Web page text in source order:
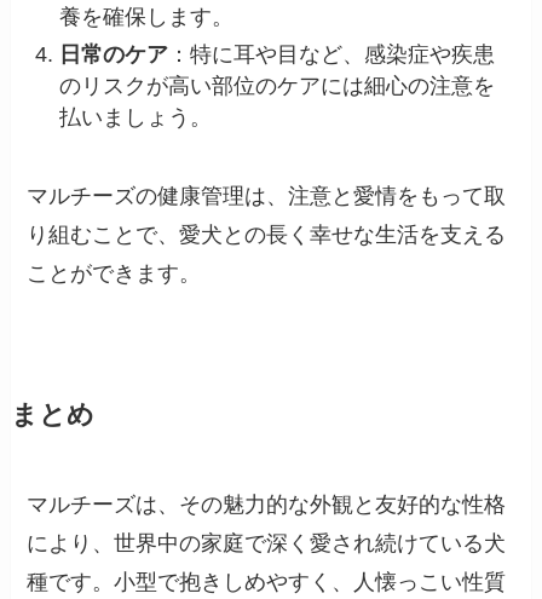
養を確保します。
日常のケア ：特に耳や目など、感染症や疾患
のリスクが高い部位のケアには細心の注意を
払いましょう。
マルチーズの健康管理は、注意と愛情をもって取
り組むことで、愛犬との長く幸せな生活を支える
ことができます。
まとめ
マルチーズは、その魅力的な外観と友好的な性格
により、世界中の家庭で深く愛され続けている犬
種です。小型で抱きしめやすく、人懐っこい性質